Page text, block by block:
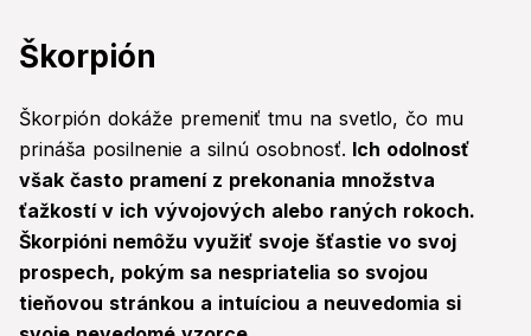
Škorpión
Škorpión dokáže premeniť tmu na svetlo, čo mu
prináša posilnenie a silnú osobnosť. Ich odolnosť
však často pramení z prekonania množstva
ťažkostí v ich vývojových alebo raných rokoch.
Škorpióni nemôžu využiť svoje šťastie vo svoj
prospech, pokým sa nespriatelia so svojou
tieňovou stránkou a intuíciou a neuvedomia si